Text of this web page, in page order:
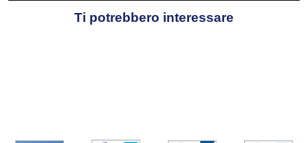
Ti potrebbero interessare